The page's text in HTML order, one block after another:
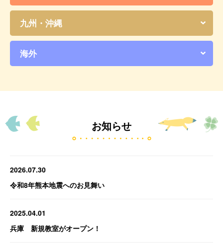
九州・沖縄
海外
お知らせ
2026.07.30
令和8年熊本地震へのお見舞い
2025.04.01
兵庫 新規教室がオープン！